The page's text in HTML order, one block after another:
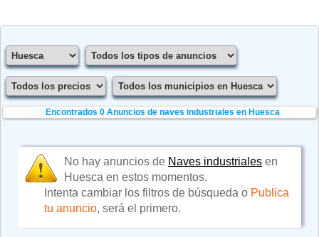
Encontrados 0 Anuncios de naves industriales en Huesca
No hay anuncios de Naves industriales en
Huesca en estos momentos.
Intenta cambiar los filtros de búsqueda o Publica
tu anuncio, será el primero.